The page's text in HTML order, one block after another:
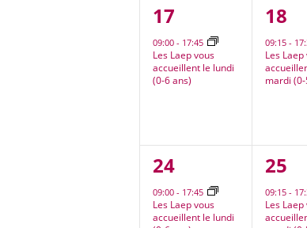
1
évènement,
17
09:00- 17:45
Les Laep vous
accueillent le lundi
(0-6 ans)
1
18
09:15 -
Les Laep
mardi
1
évènement,
24
09:00- 17:45
Les Laep vous
accueillent le lundi
1
25
09:15 -
Les Laep